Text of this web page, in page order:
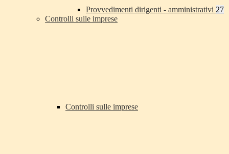
Provvedimenti dirigenti - amministrativi 27
Controlli sulle imprese
Controlli sulle imprese